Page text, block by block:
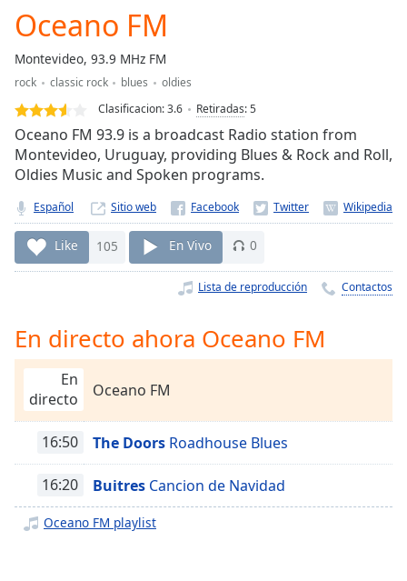
Current
Time0:00
Loaded:
0.00%
Stream
TypeLIVE
Seek to
currently
behind
liveLIVE
Remaining
Time-
Playback
Rate
Chapters
Descriptions
off,
Oceano FM
Montevideo, 93.9 MHz FM
rock classic rock blues
oldies
Clasificacion:3.6 Retiradas:5
Oceano FM 93.9 is a broadcast Radio station from
Montevideo, Uruguay, providing Blues & Rock and Roll,
Oldies Music and Spoken programs.
Español Sitio web
Like 105 En Vivo 0
Lista de reproducción Contactos
En directo ahora Oceano FM
En
directo
Oceano FM
16:50 The Doors Roadhouse Blues
16:20 Buitres Cancion de Navidad
Oceano FM playlist